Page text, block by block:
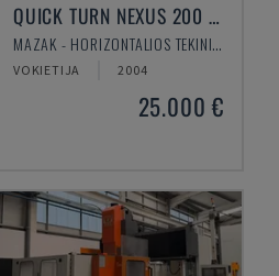
QUICK TURN NEXUS 200 MS
MAZAK - HORIZONTALIOS TEKINIMO STAKLĖS
VOKIETIJA 2004
25.000 €